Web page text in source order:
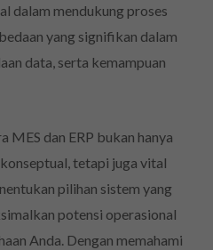
dalam mendukung proses
yang signifikan dalam
data, serta kemampuan
MES dan ERP bukan hanya
tetapi juga vital
pilihan sistem yang
potensi operasional
Anda. Dengan memahami